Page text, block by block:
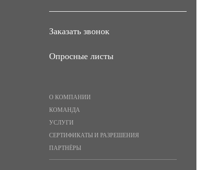
Заказать звонок
Опросные листы
О КОМПАНИИ
КОМАНДА
УСЛУГИ
СЕРТИФИКАТЫ И РАЗРЕШЕНИЯ
ПАРТНЁРЫ